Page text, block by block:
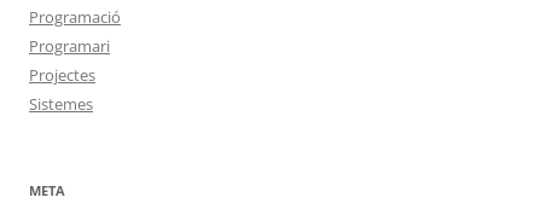
Programació
Programari
Projectes
Sistemes
META